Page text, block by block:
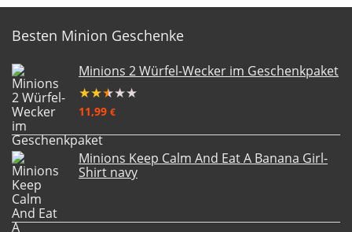
Besten Minion Geschenke
Minions 2 Würfel-Wecker im Geschenkpaket
★★★★★
11,99 €
Minions Keep Calm And Eat A Banana Girl-
Shirt navy